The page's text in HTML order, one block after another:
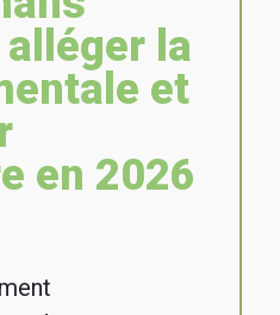
la
et
en 2026